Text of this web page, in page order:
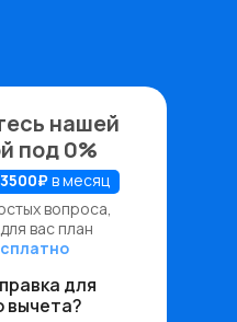
нашей
под 0%
вопроса,
вас план
3500₽в месяц
для
вычета?